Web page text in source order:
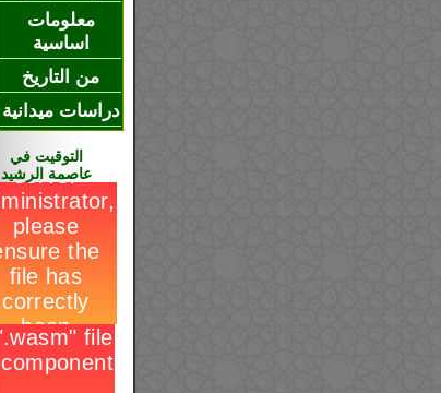
معلومات
اساسية
من التاريخ
دراسات ميدانية
التوقيت في
عاصمة الرشيد